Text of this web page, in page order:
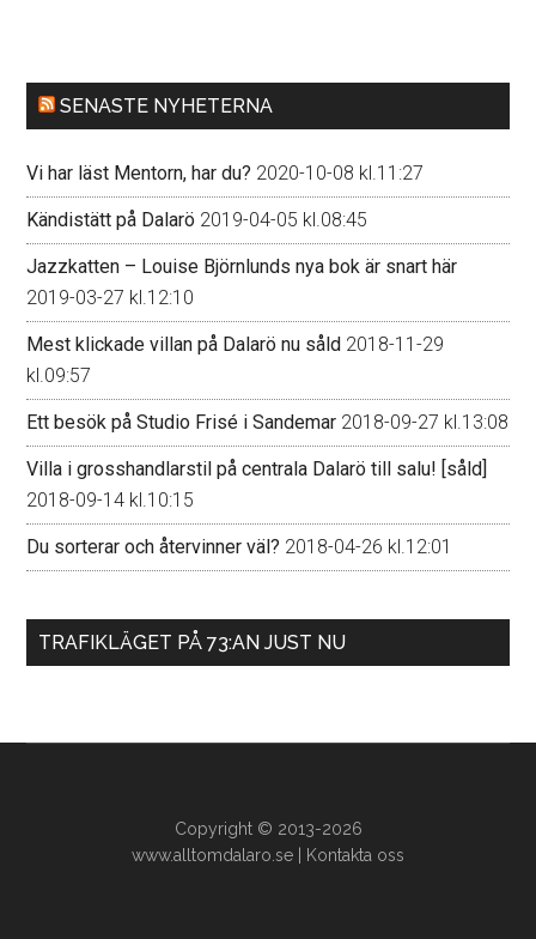
SENASTE NYHETERNA
Vi har läst Mentorn, har du? 2020-10-08 kl.11:27
Kändistätt på Dalarö 2019-04-05 kl.08:45
Jazzkatten – Louise Björnlunds nya bok är snart här
2019-03-27 kl.12:10
Mest klickade villan på Dalarö nu såld 2018-11-29
kl.09:57
Ett besök på Studio Frisé i Sandemar 2018-09-27 kl.13:08
Villa i grosshandlarstil på centrala Dalarö till salu! [såld]
2018-09-14 kl.10:15
Du sorterar och återvinner väl? 2018-04-26 kl.12:01
TRAFIKLÄGET PÅ 73:AN JUST NU
Copyright © 2013-2026
www.alltomdalaro.se
Kontakta oss